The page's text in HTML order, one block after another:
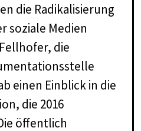
die Radikalisierung
soziale Medien
die
einen Einblick in die
die 2016
öffentlich